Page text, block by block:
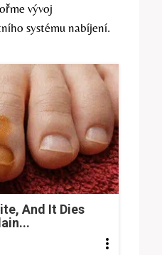
vývoj
systému nabíjení.
And It Dies